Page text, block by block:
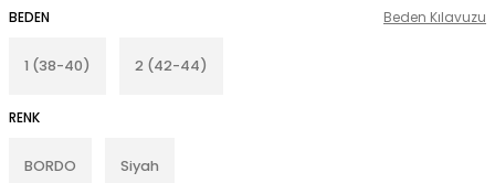
BEDEN
1 (38-40) 2 (42-44)
RENK
BORDO Siyah
Beden Kılavuzu